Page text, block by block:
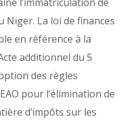
Niger. La loi de finances
en référence à la
additionnel du 5
des règles
pour l’élimination de
d’impôts sur les